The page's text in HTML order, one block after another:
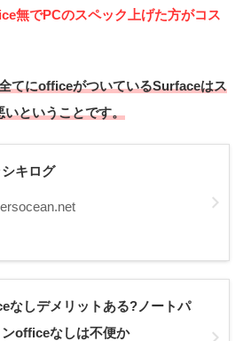
無でPCのスペック上げた方がコス
てにofficeがついているSurfaceはス
いということです。
キログ
なしデメリットある?ノートパ
ンofficeなしは不便か